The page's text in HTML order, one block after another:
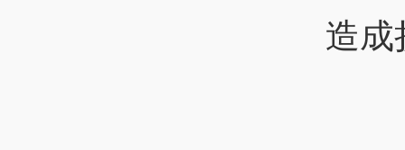
造成